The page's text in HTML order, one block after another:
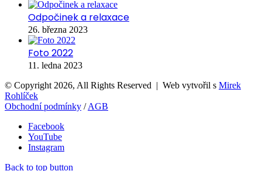
Odpočinek a relaxace
26. března 2023
Foto 2022
11. ledna 2023
© Copyright 2026, All Rights Reserved | Web vytvořil s Mirek
Rohlíček
Obchodní podmínky /AGB
Facebook
YouTube
Instagram
Back to top button